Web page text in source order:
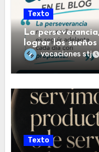
Texto
La
lograr los sueños
vocaciones stj
Texto